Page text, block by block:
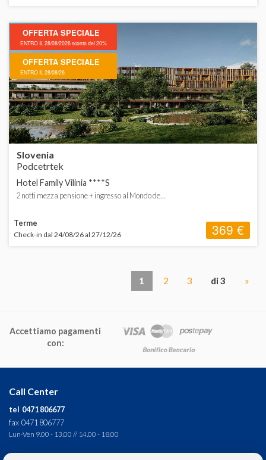
OFFERTA SPECIALE
ENTRO IL 28/08/2026 sconto del 20%
OFFERTA SPECIALE
ENTRO IL 28/08/26
Slovenia
Podcetrtek
Hotel Family Vilinia ****S
2 notti mezza pensione + ingresso al Mondo de...
Terme
Check-in dal 24/08/26 al 27/12/26 369 €
1 2 3 di 3 »
Accettiamo pagamenti
con:
Call Center
tel 0471 806677
fax 0471 806777
Lun-Ven 9.00 - 13.00 // 14.00 - 18.00